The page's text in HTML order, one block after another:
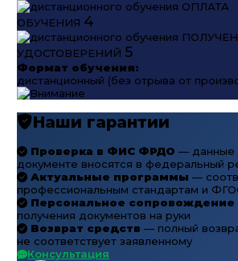
ОПЛАТА
ОБУЧЕНИЯ 4
УДОСТОВЕРЕНИЙ 5
Формат обучения:
дистанционный (без отрыва от
Наши гарантии
Проверка в ФИС ФРДО — данные
документе вносятся в федеральный
Актуальные программы —
профессиональным стандартам и
Персональное сопровождение
получения документов на руки
Возврат средств — полный
не соответствует заявленному
Консультация